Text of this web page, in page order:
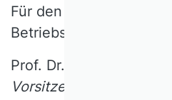
Für den Verband der
Betriebswirtschaft e. V.
Prof. Dr. Peter
Vorsitzender des